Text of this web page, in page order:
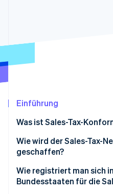
Einführung
Was ist Sales-Tax-
Wie wird der Sales-Tax-
geschaffen?
Physischer Nexus
Wie registriert man sich
Bundesstaaten für die